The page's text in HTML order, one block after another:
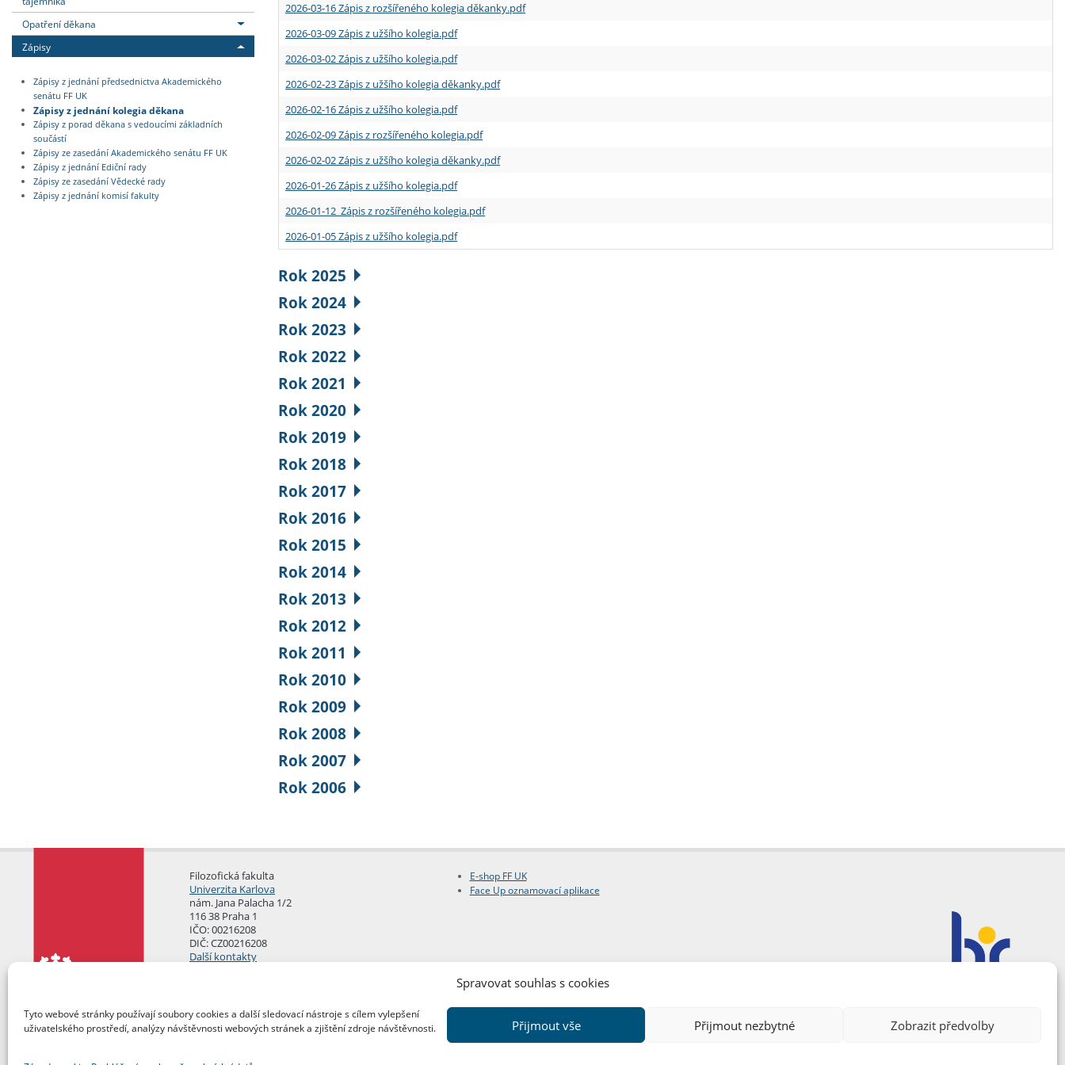
Spravovat souhlas s cookies
Tyto webové stránky používají soubory cookies a další sledovací nástroje s cílem vylepšení
uživatelského prostředí, analýzy návštěvnosti webových stránek a zjištění zdroje návštěvnosti.
Přijmout vše Přijmout nezbytné Zobrazit předvolby
Opatření děkana
Zápisy
Zápisy z jednání předsednictva Akademického
senátu FF UK
Zápisy z jednání kolegia děkana
Zápisy z porad děkana s vedoucími základních
součástí
Zápisy ze zasedání Akademického senátu FF UK
Zápisy z jednání Ediční rady
Zápisy ze zasedání Vědecké rady
Zápisy z jednání komisí fakulty
2026-03-16 Zápis z rozšířeného kolegia děkanky.pdf
2026-03-09 Zápis z užšího kolegia.pdf
2026-03-02 Zápis z užšího kolegia.pdf
2026-02-23 Zápis z užšího kolegia děkanky.pdf
2026-02-16 Zápis z užšího kolegia.pdf
2026-02-09 Zápis z rozšířeného kolegia.pdf
2026-02-02 Zápis z užšího kolegia děkanky.pdf
2026-01-26 Zápis z užšího kolegia.pdf
2026-01-12 Zápis z rozšířeného kolegia.pdf
2026-01-05 Zápis z užšího kolegia.pdf
Rok 2025
Rok 2024
Rok 2023
Rok 2022
Rok 2021
Rok 2020
Rok 2019
Rok 2018
Rok 2017
Rok 2016
Rok 2015
Rok 2014
Rok 2013
Rok 2012
Rok 2011
Rok 2010
Rok 2009
Rok 2008
Rok 2007
Rok 2006
Filozofická fakulta
Univerzita Karlova
nám. Jana Palacha 1/2
116 38 Praha 1
IČO: 00216208
DIČ: CZ00216208
Další kontakty
E-shop FF UK
Face Up oznamovací aplikace